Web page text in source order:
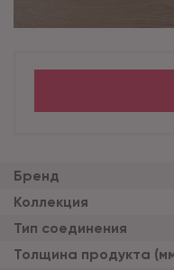
Бренд
Коллекция
Тип соединения
Толщина продукта